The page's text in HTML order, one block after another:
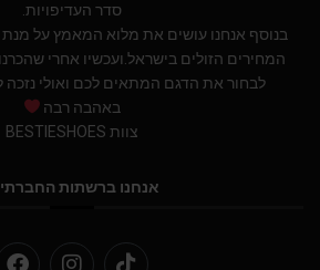
סדר העדיפויות.
בנוסף אנחנו עושים את מלוא המאמץ על מנת
המחירים הזולים בישראל.ועכשיו אחרי
לבחור את הדגם המתאים לכם ואולי
באהבה רבה
צוות BESTIESHOES
אנחנו ברשתות